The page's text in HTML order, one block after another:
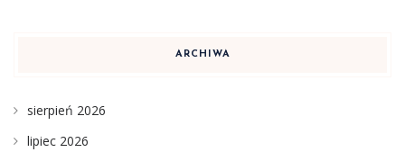
ARCHIWA
sierpień 2026
lipiec 2026